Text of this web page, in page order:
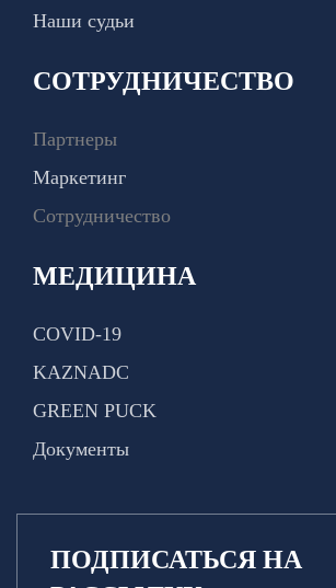
Наши судьи
СОТРУДНИЧЕСТВО
Партнеры
Маркетинг
Сотрудничество
МЕДИЦИНА
COVID-19
KAZNADC
GREEN PUCK
Документы
ПОДПИСАТЬСЯ НА